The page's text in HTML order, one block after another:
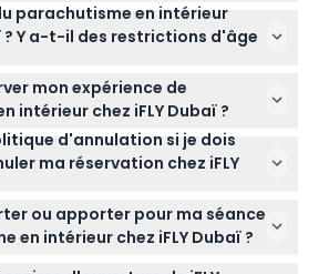
par une séance de formation,
deux vols exaltants à l'intérieur du
guidé par un instructeur
de vol et un certificat de
rendre votre expérience sûre et
parachutisme en intérieur
? Y a-t-il des restrictions d'âge
en intérieur est ouvert à toute
3 ans et plus, bien que les
Des limites de poids
de 105 kg si vous mesurez
ou moins de 115 kg si vous êtes
iFLY si vous dépassez ces
mon expérience de
intérieur chez iFLY Dubaï ?
facile et se fait entièrement en
Il suffit de sélectionner votre date
vérifier la disponibilité, et
en quelques clics.
d'annulation si je dois
ma réservation chez iFLY
48 heures avant votre séance
complet (moins un petit
Une annulation 24 heures
ou apporter pour ma séance
en intérieur chez iFLY Dubaï ?
confortables comme des